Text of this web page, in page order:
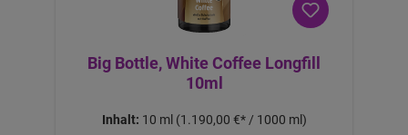
Big Bottle, White Coffee Longfill
10ml
Inhalt: 10 ml (1.190,00 €* / 1000 ml)